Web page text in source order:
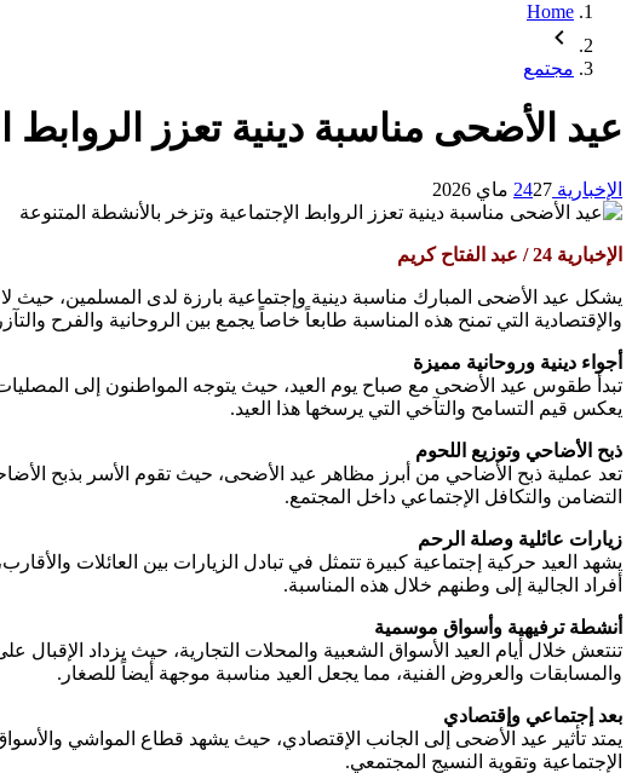
Home
مجتمع
عيد الأضحى مناسبة دينية تعزز الروابط
الإخبارية 24 27 ماي 2026
الإخبارية 24 / عبد الفتاح كريم
يشكل عيد الأضحى المبارك مناسبة دينية وإجتماعية بارزة لدى المسلمين، حيث
والإقتصادية التي تمنح هذه المناسبة طابعاً خاصاً يجمع بين الروحانية والفرح
أجواء دينية وروحانية مميزة
تبدأ طقوس عيد الأضحى مع صباح يوم العيد، حيث يتوجه المواطنون إلى المصليات
يعكس قيم التسامح والتآخي التي يرسخها هذا العيد.
ذبح الأضاحي وتوزيع اللحوم
تعد عملية ذبح الأضاحي من أبرز مظاهر عيد الأضحى، حيث تقوم الأسر بذبح
التضامن والتكافل الإجتماعي داخل المجتمع.
زيارات عائلية وصلة الرحم
يشهد العيد حركية إجتماعية كبيرة تتمثل في تبادل الزيارات بين العائلات
أفراد الجالية إلى وطنهم خلال هذه المناسبة.
أنشطة ترفيهية وأسواق موسمية
تنتعش خلال أيام العيد الأسواق الشعبية والمحلات التجارية، حيث يزداد
والمسابقات والعروض الفنية، مما يجعل العيد مناسبة موجهة أيضاً للصغار.
بعد إجتماعي وإقتصادي
يمتد تأثير عيد الأضحى إلى الجانب الإقتصادي، حيث يشهد قطاع المواشي
الإجتماعية وتقوية النسيج المجتمعي.